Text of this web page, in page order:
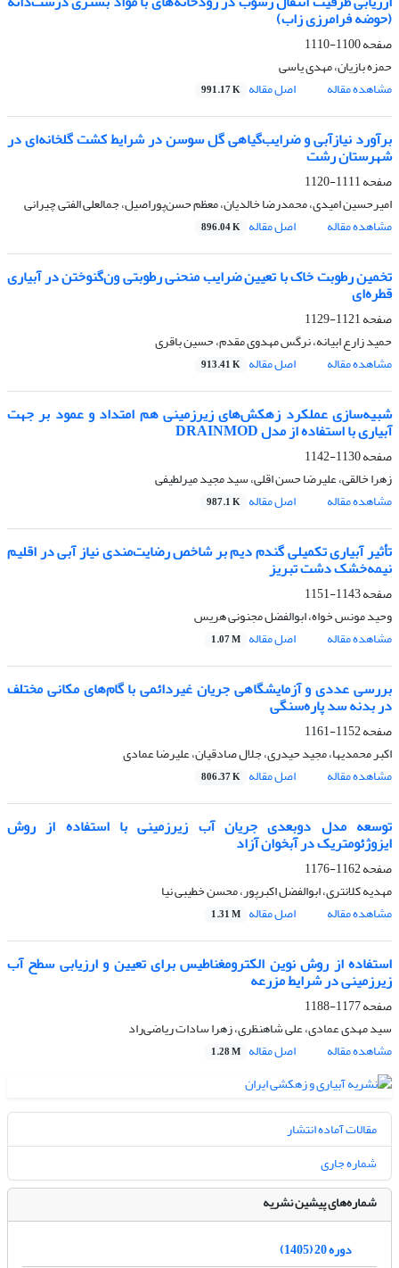
(حوضه فرامرزی زاب)
صفحه1100-1110
حمزه بازیان، مهدی یاسی
مشاهده مقاله
اصل مقاله 991.17 K
برآورد نیاز‌آبی و ضرایب‌گیاهی گل سوسن در شرایط کشت گلخانه‌ای در
شهرستان رشت
صفحه1111-1120
امیرحسین امیدی، محمدرضا خالدیان، معظم حسن‌پوراصیل، جمالعلی الفتی چیرانی
مشاهده مقاله
اصل مقاله 896.04 K
تخمین رطوبت خاک با تعیین ضرایب منحنی رطوبتی ون‌گنوختن در آبیاری
قطره‌ای
صفحه1121-1129
حمید زارع ابیانه، نرگس مهدوی مقدم، حسین باقری
مشاهده مقاله
اصل مقاله 913.41 K
شبیه‌سازی عملکرد زهکش‌های زیرزمینی هم امتداد و عمود بر جهت
آبیاری با استفاده از مدل DRAINMOD
صفحه1130-1142
زهرا خالقی، علیرضا حسن اقلی، سید مجید میرلطیفی
مشاهده مقاله
اصل مقاله 987.1 K
تأثیر آبیاری تکمیلی گندم دیم بر شاخص رضایت‌مندی نیاز آبی در اقلیم
نیمه‌خشک دشت تبریز
صفحه1143-1151
وحید مونس خواه، ابوالفضل مجنونی هریس
مشاهده مقاله
اصل مقاله 1.07 M
بررسی عددی و آزمایشگاهی جریان غیردائمی با گام‌های مکانی مختلف
در بدنه سد پاره‌سنگی
صفحه1152-1161
اکبر محمدیها، مجید حیدری، جلال صادقیان، علیرضا عمادی
مشاهده مقاله
اصل مقاله 806.37 K
توسعه مدل دوبعدی جریان آب زیرزمینی با استفاده از روش
ایزوژئومتریک در آبخوان آزاد
صفحه1162-1176
مهدیه کلانتری، ابوالفضل اکبرپور، محسن خطیبی نیا
مشاهده مقاله
اصل مقاله 1.31 M
استفاده از روش نوین الکترومغناطیس برای تعیین و ارزیابی سطح آب
زیرزمینی در شرایط مزرعه
صفحه1177-1188
سید مهدی عمادی، علی شاهنظری، زهرا سادات ریاضی‌راد
مشاهده مقاله
اصل مقاله 1.28 M
مقالات آماده انتشار
شماره جاری
شماره‌های پیشین نشریه
دوره 20 (1405)